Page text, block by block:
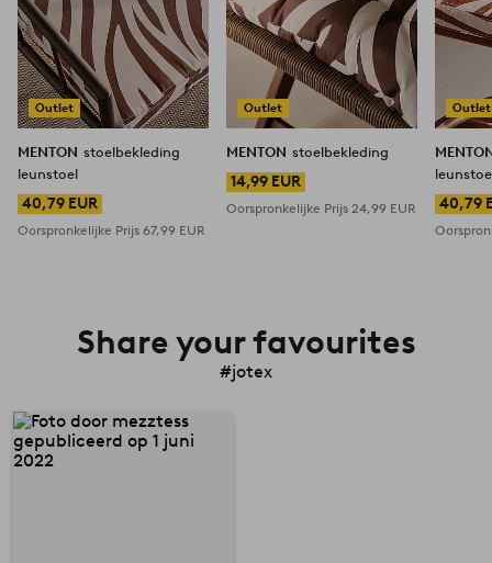
Outlet
MENTON stoelbekleding
leunstoel
40,79 EUR
Oorspronkelijke Prijs 67,99 EUR
Outlet
MENTON stoelbekleding
14,99 EUR
Oorspronkelijke Prijs 24,99 EUR
Outlet
40,79
Share your favourites
#jotex